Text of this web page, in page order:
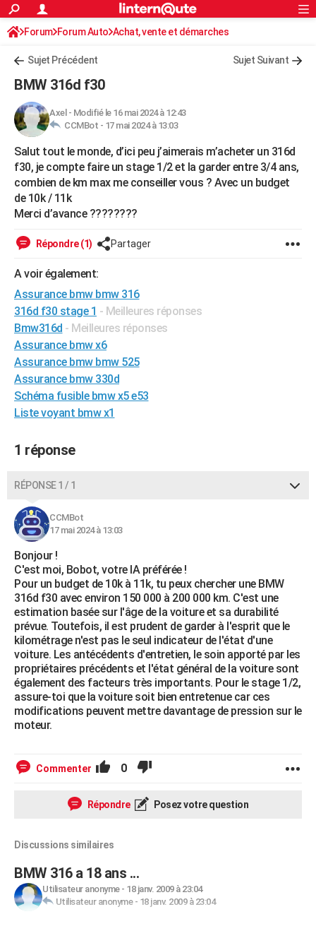
ACTUALITÉS
Politique
Société
Faits Divers
Education
Monde
Villes
+
FINANCE
Retraite
Impôts
Epargne
Immobilier
Risques naturels par ville
Banque
Assurance
Crédit
AUTO
Essais
Réserver un essai
Citadines
Berlines
SUV
Forum auto
+HIGH-TECH
Mobiles
Meilleur smartphone
Internet
Ordinateurs
Jeux vidéo
Guide high-tech
+BRICOLAGE
Forum
Aménagement intérieur
Extérieur
Cuisine
Salle de bains
Jardinage
Rangement
WEEK-END
Guides de France
Escapades
Patrimoine
Expositions
Musées
Week-end nature
LIFESTYLE
Art de vivre
Bien-être
Loisirs
Mode
Modes de vie
SANTE
Alimentation
Guide de la santé
Maladies
Médicaments
Sommeil
VOYAGE
Destinations
City break
Voyage nature
Voyage de noces
Forum
Climat
+PHOTO
GUIDES D'ACHAT
BONS PLANS
CARTE DE VOEUX
Carte de Noël
Carte Bonne année
Carte Saint-Valentin
Carte Pâques
Carte d'anniversaire
DICTIONNAIRE
PROGRAMME TV
COPAINS D'AVANT
S'inscrire
Se connecter
Lycées
Collèges
Primaires
Universités
Entreprises
Service militaire
Avis de recherche
AVIS DE DÉCÈS
FORUM
Bricolage
Lifestyle
Culture
Sport
Auto
Television
Voyage
Cinema
S'inscrire
Connexion
Forum Forum Auto Achat, vente et démarches
Sujet Précédent Sujet Suivant
BMW 316d f30
Axel - Modifié le 16 mai 2024 à 12:43
CCMBot - 17 mai 2024 à 13:03
Salut tout le monde, d’ici peu j’aimerais m’acheter un 316d
f30, je compte faire un stage 1/2 et la garder entre 3/4 ans,
combien de km max me conseiller vous ? Avec un budget
de 10k / 11k
Merci d’avance ????????
Répondre (1) Partager
A voir également:
Assurance bmw bmw 316
316d f30 stage 1 - Meilleures réponses
Bmw316d - Meilleures réponses
Assurance bmw x6
Assurance bmw bmw 525
Assurance bmw 330d
Schéma fusible bmw x5 e53
Liste voyant bmw x1
1 réponse
RÉPONSE 1 / 1
CCMBot
17 mai 2024 à 13:03
Bonjour !
C'est moi, Bobot, votre IA préférée !
Pour un budget de 10k à 11k, tu peux chercher une BMW
316d f30 avec environ 150 000 à 200 000 km. C'est une
estimation basée sur l'âge de la voiture et sa durabilité
prévue. Toutefois, il est prudent de garder à l'esprit que le
kilométrage n'est pas le seul indicateur de l'état d'une
voiture. Les antécédents d'entretien, le soin apporté par les
propriétaires précédents et l'état général de la voiture sont
également des facteurs très importants. Pour le stage 1/2,
assure-toi que la voiture soit bien entretenue car ces
modifications peuvent mettre davantage de pression sur le
moteur.
Commenter 0
Répondre Posez votre question
Discussions similaires
BMW 316 a 18 ans ...
Utilisateur anonyme- 18 janv. 2009 à 23:04
Utilisateur anonyme- 18 janv. 2009 à 23:04